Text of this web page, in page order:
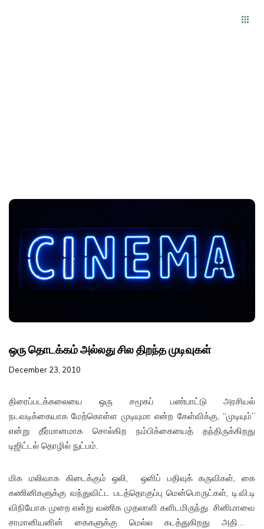
DEMAND
ஒரு தொடக்கம் அல்லது சில திறந்த முடிவுகள்
December 23, 2010
திரைப்படக்கலையை ஒரு சமூகப் பண்பாட்டு அரசியல்
நடவடிக்கையாக மேற்கொள்ள முடியுமா என்ற கேள்விக்கு, “முடியும்”
என்று தீர்மானமாக சொல்கிற நம்பிக்கையைத் தந்திருக்கிறது
டிஜிட்டல் தொழில் நுட்பம்.
மிக மலிவாக கிடைக்கும் ஒலி, ஒளிப் பதிவுக் கருவிகள், கை
கணினிகளுக்கு வந்துவிட்ட படத்தொகுப்பு மென்பொருட்கள், டி.வி.டி
விநியோக முறை என்று வணிக முதலாளி களிடமிருந்து சினிமாவை
சாமானியனின் கைகளுக்கு மெல்ல கடத்துகிறது அதிவேக